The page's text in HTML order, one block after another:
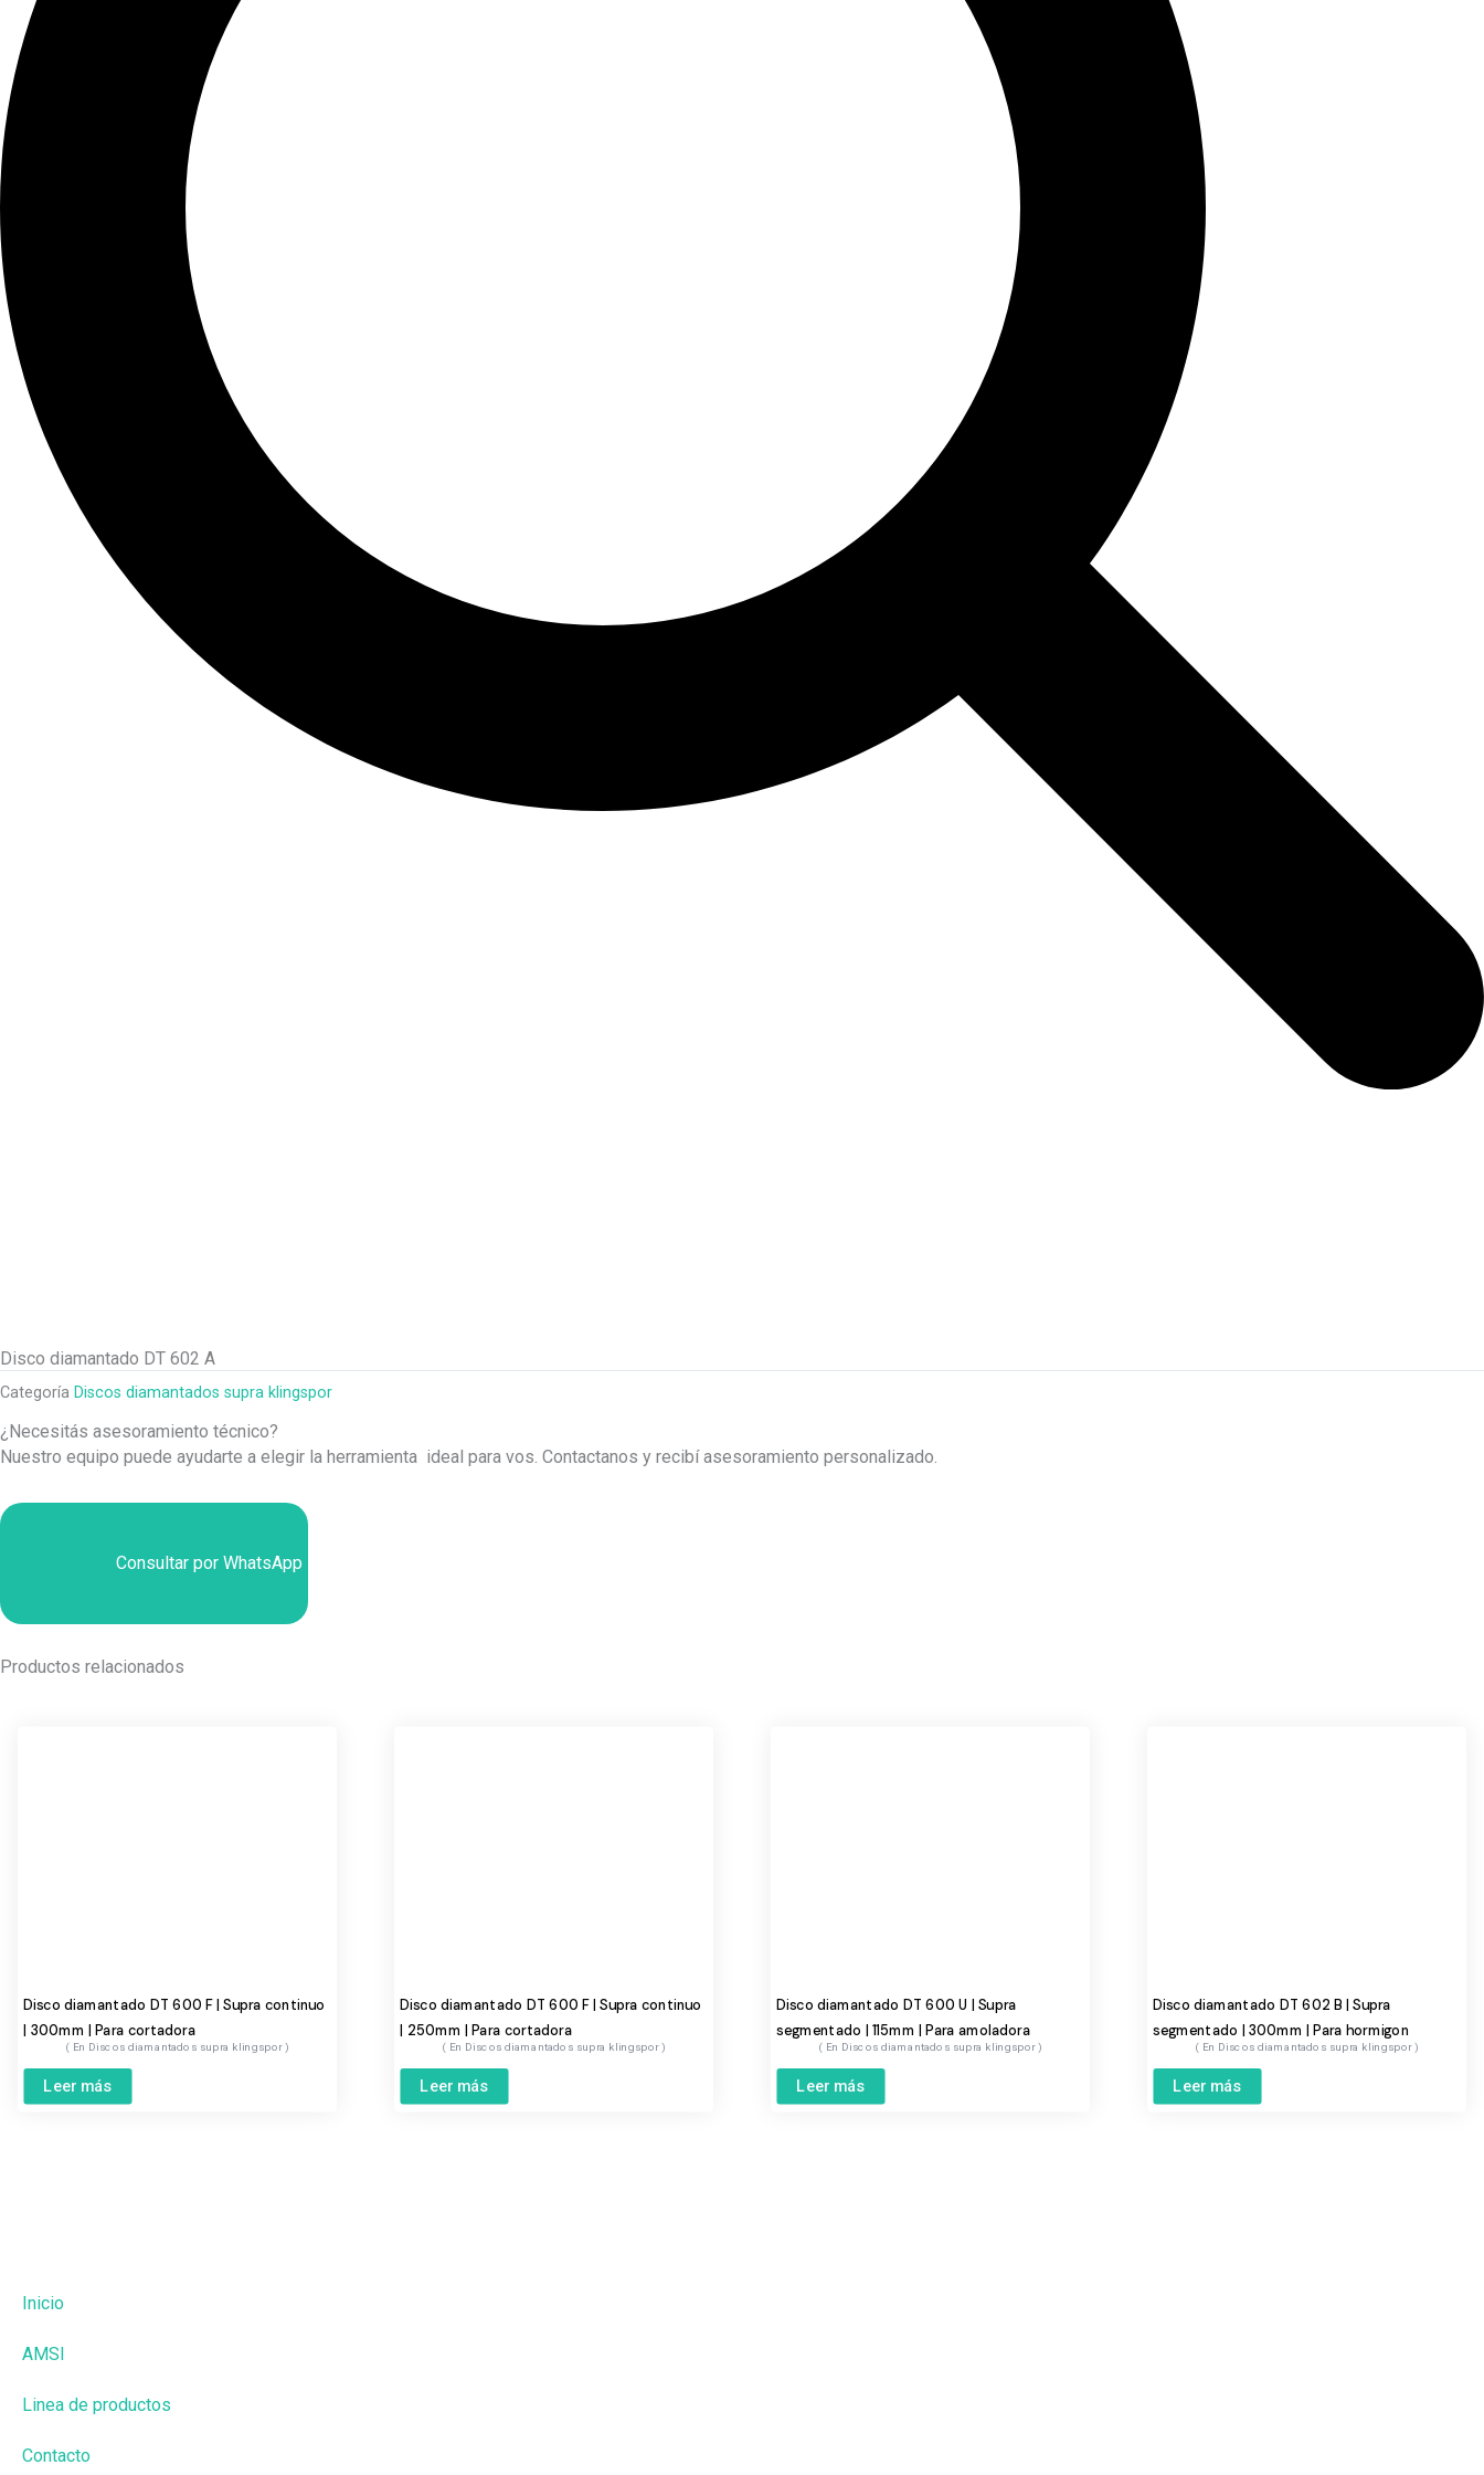
Disco diamantado DT 602 A
Categoría Discos diamantados supra klingspor
¿Necesitás asesoramiento técnico?
Nuestro equipo puede ayudarte a elegir la herramienta ideal para vos. Contactanos y recibí asesoramiento personalizado.
Consultar por WhatsApp
Productos relacionados
Disco diamantado DT 600 F | Supra continuo
| 300mm | Para cortadora
Discos diamantados supra klingspor
Leer más
Disco diamantado DT 600 F | Supra continuo
| 250mm | Para cortadora
Discos diamantados supra klingspor
Leer más
Disco diamantado DT 600 U | Supra
segmentado | 115mm | Para amoladora
Discos diamantados supra klingspor
Leer más
Disco diamantado DT 602 B | Supra
segmentado | 300mm | Para hormigon
Discos diamantados supra klingspor
Leer más
Inicio
AMSI
Linea de productos
Contacto